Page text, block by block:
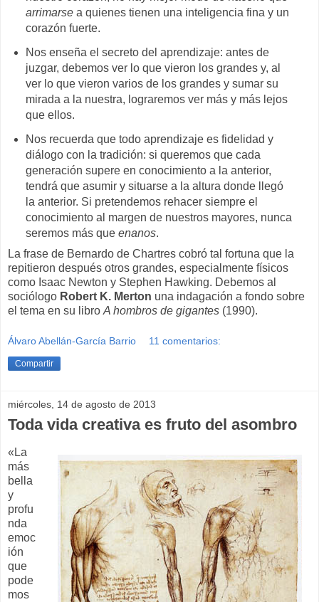
arrimarsea quienes tienen una inteligencia fina y un
corazón fuerte.
Nos enseña el secreto del aprendizaje: antes de
juzgar, debemos ver lo que vieron los grandes y, al
ver lo que vieron varios de los grandes y sumar su
mirada a la nuestra, lograremos ver más y más lejos
que ellos.
Nos recuerda que todo aprendizaje es fidelidad y
diálogo con la tradición: si queremos que cada
generación supere en conocimiento a la anterior,
tendrá que asumir y situarse a la altura donde llegó
la anterior. Si pretendemos rehacer siempre el
conocimiento al margen de nuestros mayores, nunca
seremos más que enanos.
La frase de Bernardo de Chartres cobró tal fortuna que la
repitieron después otros grandes, especialmente físicos
como Isaac Newton y Stephen Hawking. Debemos al
sociólogo Robert K. Merton una indagación a fondo sobre
el tema en su libro A hombros de gigantes (1990).
Álvaro Abellán-García Barrio 11 comentarios:
Compartir
miércoles, 14 de agosto de 2013
Toda vida creativa es fruto del asombro
«La
más
bella
y
profu
nda
emoc
ión
que
pode
mos